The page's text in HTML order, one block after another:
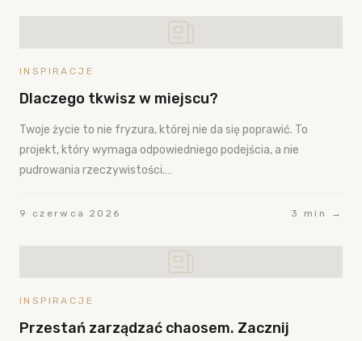
INSPIRACJE
Dlaczego tkwisz w miejscu?
Twoje życie to nie fryzura, której nie da się poprawić. To
projekt, który wymaga odpowiedniego podejścia, a nie
pudrowania rzeczywistości.…
9 czerwca 2026 3 min →
INSPIRACJE
Przestań zarządzać chaosem. Zacznij